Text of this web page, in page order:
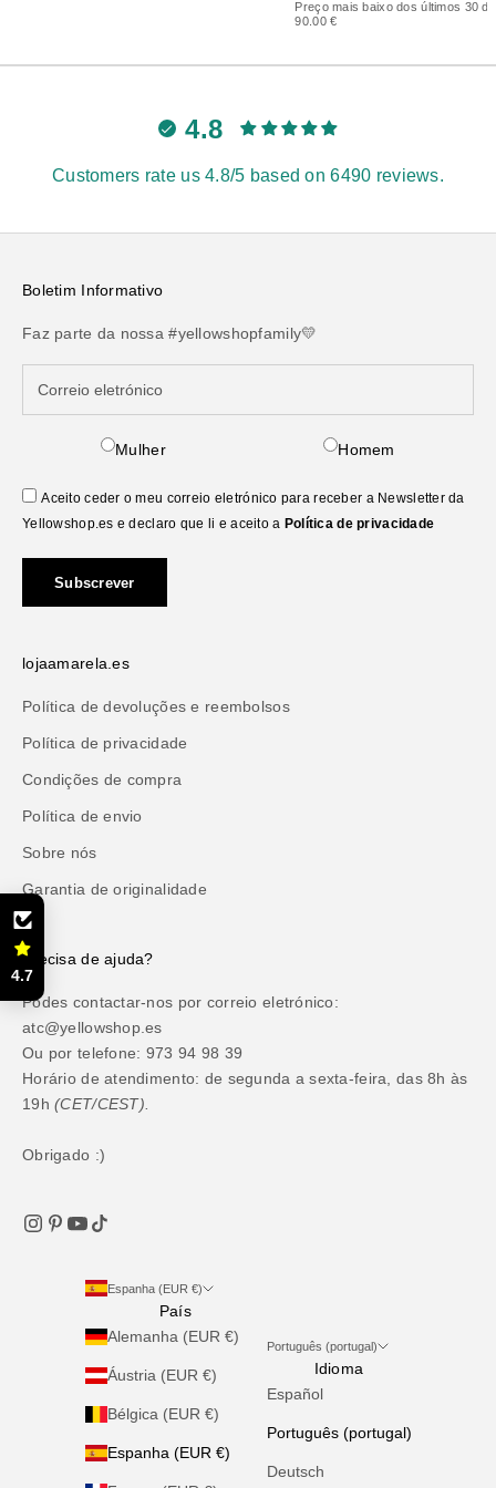
Preço mais baixo dos últimos 30
90.00 €
4.8
Customers rate us 4.8/5 based on 6490 reviews.
Boletim Informativo
Faz parte da nossa #yellowshopfamily💛
Mulher Homem
Aceito ceder o meu correio eletrónico para receber a Newsletter da
Yellowshop.es e declaro que li e aceito a Política de privacidade
Subscrever
lojaamarela.es
Política de devoluções e reembolsos
Política de privacidade
Condições de compra
Política de envio
Sobre nós
Garantia de originalidade
Precisa de ajuda?
Podes contactar-nos por correio eletrónico:
atc@yellowshop.es
Ou por telefone: 973 94 98 39
Horário de atendimento: de segunda a sexta-feira, das 8h às
19h(CET/CEST).
Obrigado :)
Espanha (EUR €)
País
Alemanha (EUR €)
Áustria (EUR €)
Bélgica (EUR €)
Espanha (EUR €)
Português (portugal)
Idioma
Español
Português (portugal)
Deutsch
4.7